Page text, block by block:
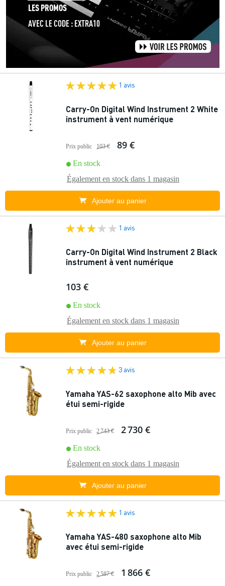
1 avis
Carry-On Digital Wind Instrument 2 White
instrument à vent numérique
Prix public 103 € 89 €
En stock
Également en stock dans 1 magasin
Ajouter au panier
1 avis
Carry-On Digital Wind Instrument 2 Black
instrument à vent numérique
103 €
En stock
Également en stock dans 1 magasin
Ajouter au panier
3 avis
Yamaha YAS-62 saxophone alto Mib avec
étui semi-rigide
Prix public 2 743 € 2 730 €
En stock
Également en stock dans 1 magasin
Ajouter au panier
1 avis
Yamaha YAS-480 saxophone alto Mib
avec étui semi-rigide
Prix public 2 587 € 1 866 €